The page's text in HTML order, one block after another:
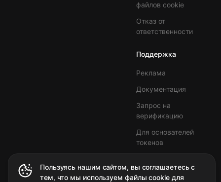
Пользуясь нашим сайтом, вы соглашаетесь с
тем, что мы используем файлы cookie для
файлов cookie
Отказ от
ответственности
Поддержка
Реклама
Документация
Запрос на
верификацию
Для основателей
токенов
Заявка на пресейл